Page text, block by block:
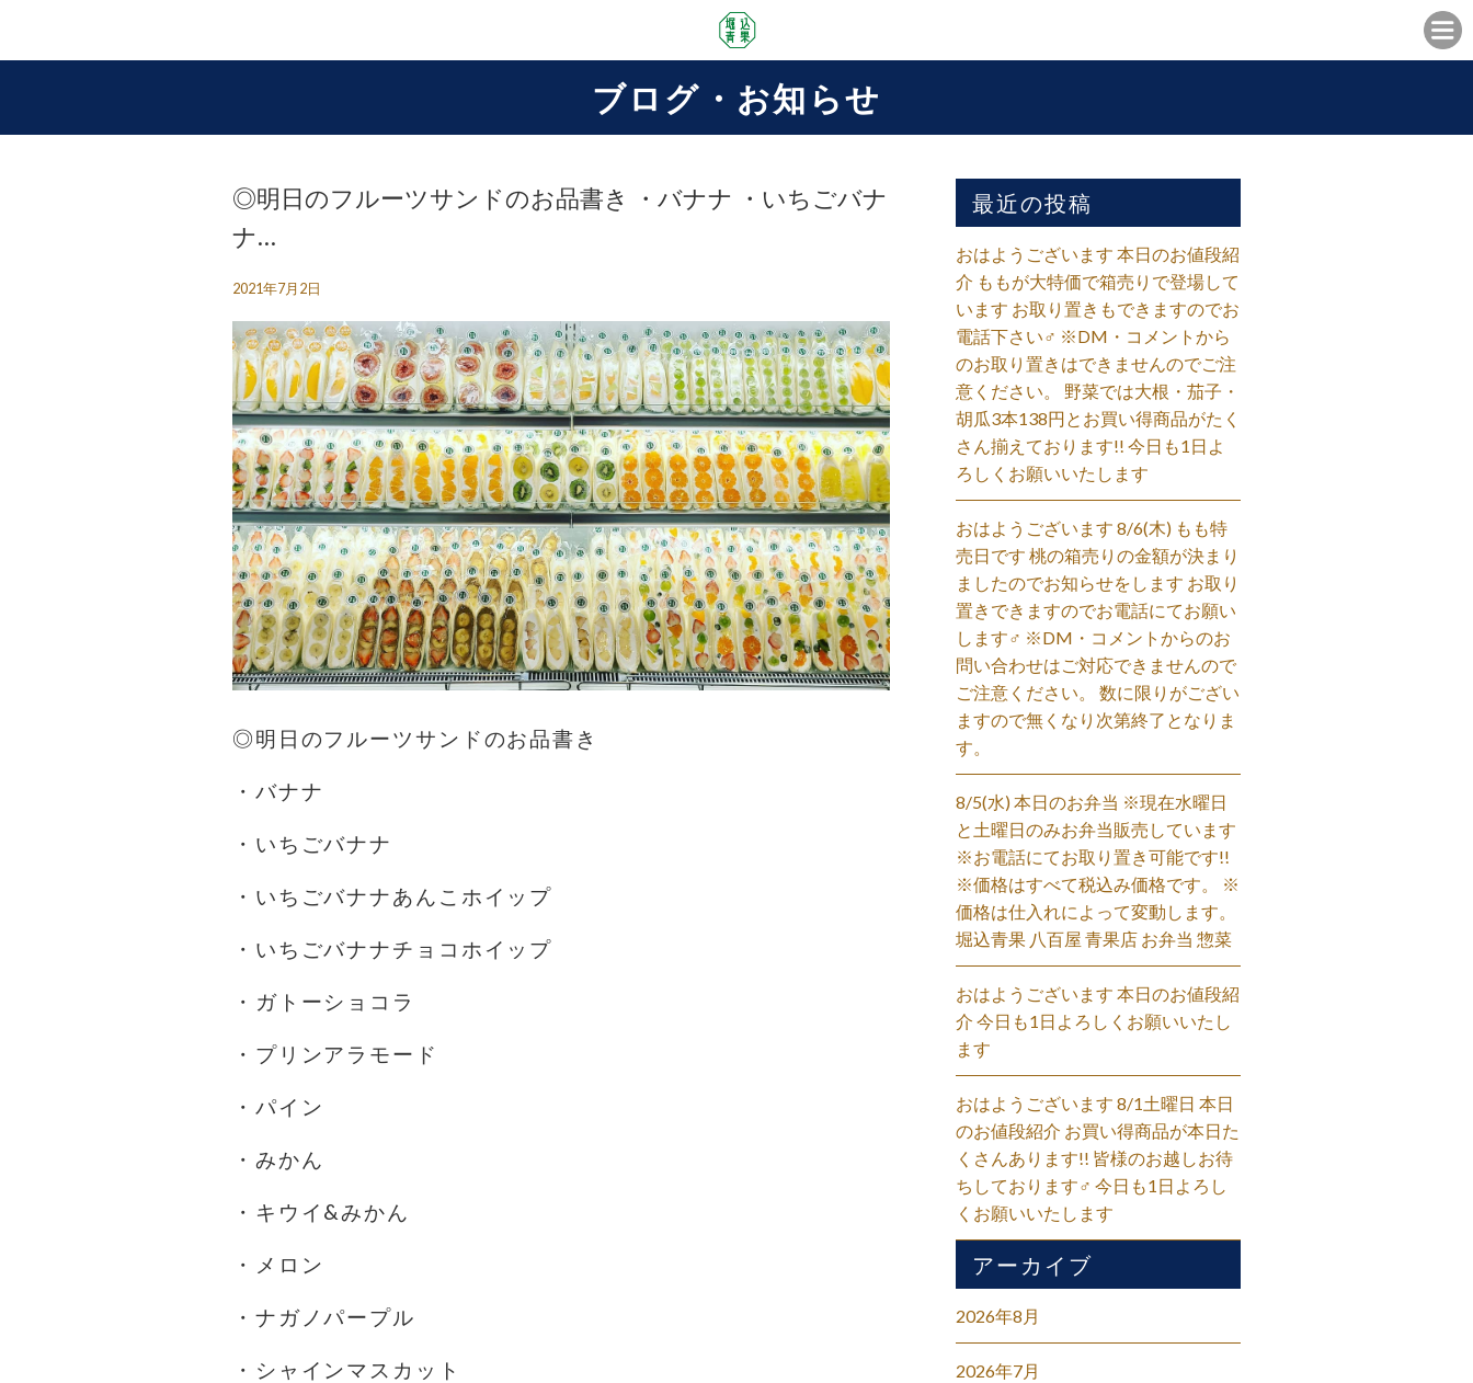
ブログ・お知らせ
◎明日のフルーツサンドのお品書き ・バナナ ・いちごバナ
ナ…
2021年7月2日
◎明日のフルーツサンドのお品書き
・バナナ
・いちごバナナ
・いちごバナナあんこホイップ
・いちごバナナチョコホイップ
・ガトーショコラ
・プリンアラモード
・パイン
・みかん
・キウイ&みかん
・メロン
・ナガノパープル
・シャインマスカット
最近の投稿
おはようございます 本日のお値段紹
介 ももが大特価で箱売りで登場して
います お取り置きもできますのでお
電話下さい‍♂️ ※DM・コメントから
のお取り置きはできませんのでご注
意ください。 野菜では大根・茄子・
胡瓜3本138円とお買い得商品がたく
さん揃えております!! 今日も1日よ
ろしくお願いいたします
おはようございます 8/6(木) もも特
売日です 桃の箱売りの金額が決まり
ましたのでお知らせをします お取り
置きできますのでお電話にてお願い
します‍♂️ ※DM・コメントからのお
問い合わせはご対応できませんので
ご注意ください。 数に限りがござい
ますので無くなり次第終了となりま
す。
8/5(水) 本日のお弁当 ※現在水曜日
と土曜日のみお弁当販売しています
※お電話にてお取り置き可能です!!
※価格はすべて税込み価格です。 ※
価格は仕入れによって変動します。
堀込青果 八百屋 青果店 お弁当 惣菜
おはようございます 本日のお値段紹
介 今日も1日よろしくお願いいたし
ます
おはようございます 8/1土曜日 本日
のお値段紹介 お買い得商品が本日た
くさんあります!! 皆様のお越しお待
ちしております‍♂️ 今日も1日よろし
くお願いいたします
アーカイブ
2026年8月
2026年7月